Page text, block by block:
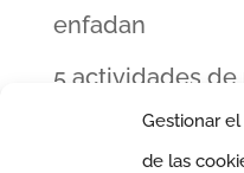
Gestionar
de las
enfadan
5 actividades de
de 1 a 5 años